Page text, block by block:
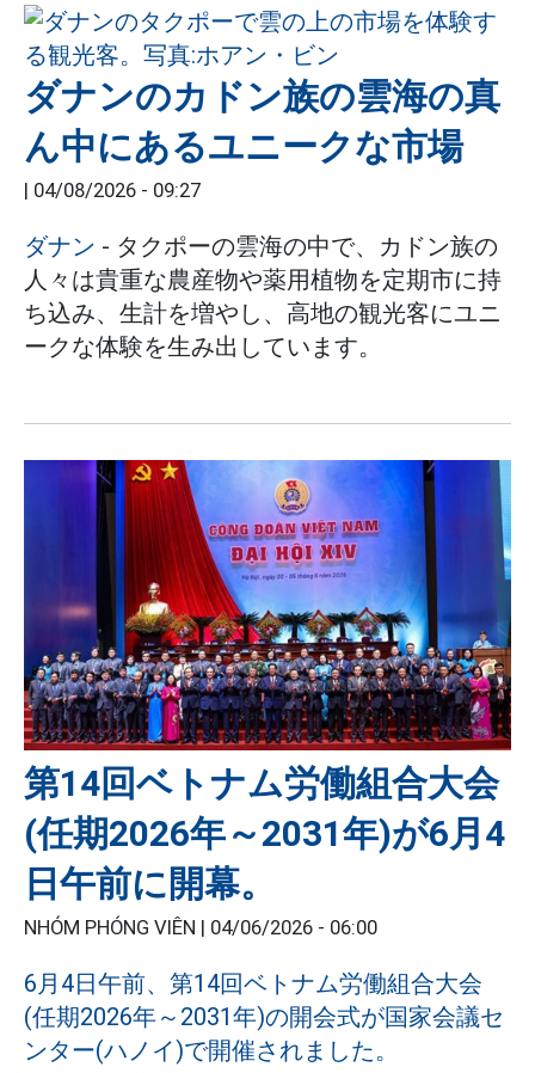
ダナンのカドン族の雲海の真
ん中にあるユニークな市場
| 04/08/2026 - 09:27
ダナン - タクポーの雲海の中で、カドン族の
人々は貴重な農産物や薬用植物を定期市に持
ち込み、生計を増やし、高地の観光客にユニ
ークな体験を生み出しています。
第14回ベトナム労働組合大会
(任期2026年～2031年)が6月4
日午前に開幕。
NHÓM PHÓNG VIÊN | 04/06/2026 - 06:00
6月4日午前、第14回ベトナム労働組合大会
(任期2026年～2031年)の開会式が国家会議セ
ンター(ハノイ)で開催されました。